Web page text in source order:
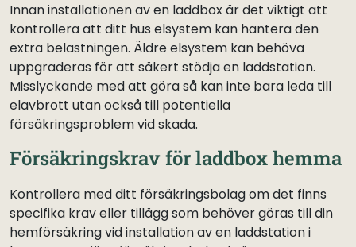
Innan installationen av en laddbox är det viktigt att
kontrollera att ditt hus elsystem kan hantera den
extra belastningen. Äldre elsystem kan behöva
uppgraderas för att säkert stödja en laddstation.
Misslyckande med att göra så kan inte bara leda till
elavbrott utan också till potentiella
försäkringsproblem vid skada.
Försäkringskrav för laddbox hemma
Kontrollera med ditt försäkringsbolag om det finns
specifika krav eller tillägg som behöver göras till din
hemförsäkring vid installation av en laddstation i